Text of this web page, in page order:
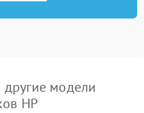
модели
HP